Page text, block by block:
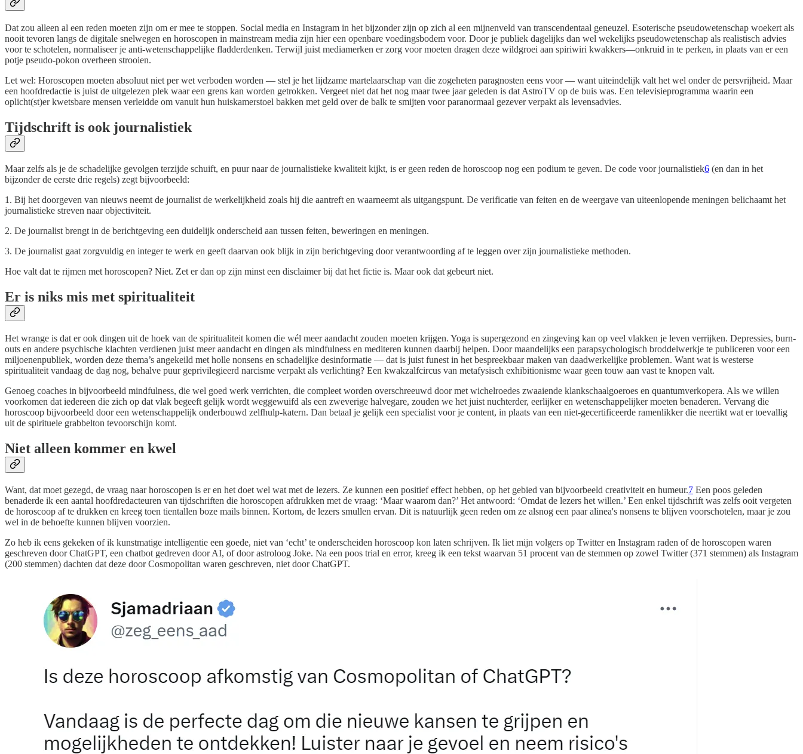
Dat zou alleen al een reden moeten zijn om er mee te stoppen. Social media en Instagram in het bijzonder zijn op zich al een mijnenveld van transcendentaal geneuzel. Esoterische pseudowetenschap woekert als
nooit tevoren langs de digitale snelwegen en horoscopen in mainstream media zijn hier een openbare voedingsbodem voor. Door je publiek dagelijks dan wel wekelijks pseudowetenschap als realistisch advies
voor te schotelen, normaliseer je anti-wetenschappelijke fladderdenken. Terwijl juist mediamerken er zorg voor moeten dragen deze wildgroei aan spiriwiri kwakkers—onkruid in te perken, in plaats van er een
potje pseudo-pokon overheen strooien.
Let wel: Horoscopen moeten absoluut niet per wet verboden worden — stel je het lijdzame martelaarschap van die zogeheten paragnosten eens voor — want uiteindelijk valt het wel onder de persvrijheid. Maar
een hoofdredactie is juist de uitgelezen plek waar een grens kan worden getrokken. Vergeet niet dat het nog maar twee jaar geleden is dat AstroTV op de buis was. Een televisieprogramma waarin een
oplicht(st)er kwetsbare mensen verleidde om vanuit hun huiskamerstoel bakken met geld over de balk te smijten voor paranormaal gezever verpakt als levensadvies.
Tijdschrift is ook journalistiek
Maar zelfs als je de schadelijke gevolgen terzijde schuift, en puur naar de journalistieke kwaliteit kijkt, is er geen reden de horoscoop nog een podium te geven. De code voor journalistiek6 (en dan in het
bijzonder de eerste drie regels) zegt bijvoorbeeld:
1. Bij het doorgeven van nieuws neemt de journalist de werkelijkheid zoals hij die aantreft en waarneemt als uitgangspunt. De verificatie van feiten en de weergave van uiteenlopende meningen belichaamt het
journalistieke streven naar objectiviteit.
2. De journalist brengt in de berichtgeving een duidelijk onderscheid aan tussen feiten, beweringen en meningen.
3. De journalist gaat zorgvuldig en integer te werk en geeft daarvan ook blijk in zijn berichtgeving door verantwoording af te leggen over zijn journalistieke methoden.
Hoe valt dat te rijmen met horoscopen? Niet. Zet er dan op zijn minst een disclaimer bij dat het fictie is. Maar ook dat gebeurt niet.
Er is niks mis met spiritualiteit
Het wrange is dat er ook dingen uit de hoek van de spiritualiteit komen die wél meer aandacht zouden moeten krijgen. Yoga is supergezond en zingeving kan op veel vlakken je leven verrijken. Depressies, burn-
outs en andere psychische klachten verdienen juist meer aandacht en dingen als mindfulness en mediteren kunnen daarbij helpen. Door maandelijks een parapsychologisch broddelwerkje te publiceren voor een
miljoenenpubliek, worden deze thema’s angekeild met holle nonsens en schadelijke desinformatie — dat is juist funest in het bespreekbaar maken van daadwerkelijke problemen. Want wat is westerse
spiritualiteit vandaag de dag nog, behalve puur geprivilegieerd narcisme verpakt als verlichting? Een kwakzalfcircus van metafysisch exhibitionisme waar geen touw aan vast te knopen valt.
Genoeg coaches in bijvoorbeeld mindfulness, die wel goed werk verrichten, die compleet worden overschreeuwd door met wichelroedes zwaaiende klankschaalgoeroes en quantumverkopera. Als we willen
voorkomen dat iedereen die zich op dat vlak begeeft gelijk wordt weggewuifd als een zweverige halvegare, zouden we het juist nuchterder, eerlijker en wetenschappelijker moeten benaderen. Vervang die
horoscoop bijvoorbeeld door een wetenschappelijk onderbouwd zelfhulp-katern. Dan betaal je gelijk een specialist voor je content, in plaats van een niet-gecertificeerde ramenlikker die neertikt wat er toevallig
uit de spirituele grabbelton tevoorschijn komt.
Niet alleen kommer en kwel
Want, dat moet gezegd, de vraag naar horoscopen is er en het doet wel wat met de lezers. Ze kunnen een positief effect hebben, op het gebied van bijvoorbeeld creativiteit en humeur.7 Een poos geleden
benaderde ik een aantal hoofdredacteuren van tijdschriften die horoscopen afdrukken met de vraag: ‘Maar waarom dan?’ Het antwoord: ‘Omdat de lezers het willen.’ Een enkel tijdschrift was zelfs ooit vergeten
de horoscoop af te drukken en kreeg toen tientallen boze mails binnen. Kortom, de lezers smullen ervan. Dit is natuurlijk geen reden om ze alsnog een paar alinea's nonsens te blijven voorschotelen, maar je zou
wel in de behoefte kunnen blijven voorzien.
Zo heb ik eens gekeken of ik kunstmatige intelligentie een goede, niet van ‘echt’ te onderscheiden horoscoop kon laten schrijven. Ik liet mijn volgers op Twitter en Instagram raden of de horoscopen waren
geschreven door ChatGPT, een chatbot gedreven door AI, of door astroloog Joke. Na een poos trial en error, kreeg ik een tekst waarvan 51 procent van de stemmen op zowel Twitter (371 stemmen) als Instagram
(200 stemmen) dachten dat deze door Cosmopolitan waren geschreven, niet door ChatGPT.